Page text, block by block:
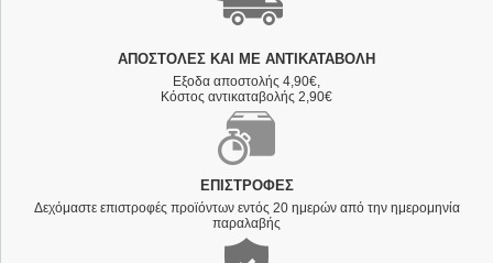
ΑΠΟΣΤΟΛΈΣ ΚΑΙ ΜΕ ΑΝΤΙΚΑΤΑΒΟΛΗ
Εξοδα αποστολής 4,90€,
Κόστος αντικαταβολής 2,90€
ΕΠΙΣΤΡΟΦΈΣ
Δεχόμαστε επιστροφές προϊόντων εντός 20 ημερών από την ημερομηνία
παραλαβής